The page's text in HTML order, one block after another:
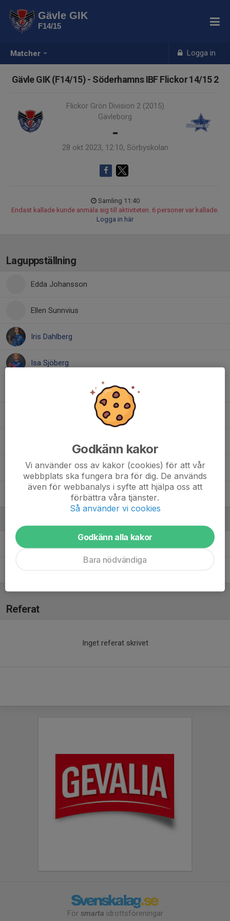
Matcher Logga in
Gävle GIK
F14/15
Gävle GIK (F14/15) - Söderhamns IBF Flickor 14/15 2
Flickor Grön Division 2 (2015)
Gävleborg
-
28 okt 2023, 12:10, Sörbyskolan
Samling 11:40
Endast kallade kunde anmäla sig till aktiviteten. 6 personer var kallade.
Logga in här
Laguppställning
Edda Johansson
Ellen Sunnvius
Iris Dahlberg
Isa Sjöberg
, Blå Väggen
Lykke Norgren Lyheden
Natalya Nässén
Sara Byström, Blå Väggen
Referat
Inget referat skrivet
För smarta idrottsföreningar
Godkänn kakor
Vi använder oss av kakor (cookies) för att vår
webbplats ska fungera bra för dig. De används
även för webbanalys i syfte att hjälpa oss att
förbättra våra tjänster.
Så använder vi cookies
Godkänn alla kakor
Bara nödvändiga